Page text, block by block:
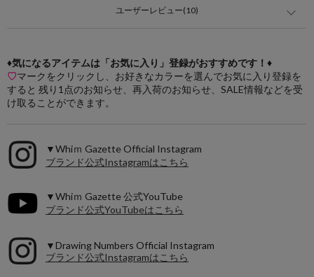
ユーザーレビュー(10)
♦気になるアイテムは「お気に入り」登録がおすすめです！♦
♡マークをクリックし、お好きなカラーを選んでお気に入り登録を
すると 残り1点のお知らせ、再入荷のお知らせ、SALE情報などを受
け取ることができます。
▼Whiｍ Gazette Official Instagram
ブランド公式Instagramはこちら
▼Whiｍ Gazette 公式YouTube
ブランド公式YouTubeはこちら
▼Drawing Numbers Official Instagram
ブランド公式Instagramはこちら